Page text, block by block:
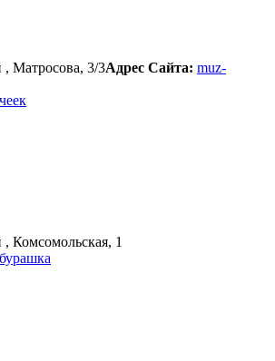
, Матросова, 3/3Адрес Сайта: muz-
Комсомольская, 1